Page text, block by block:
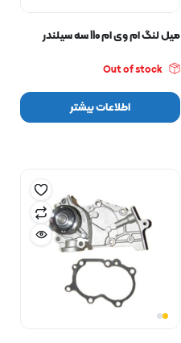
میل لنگ ام وی ام 110 سه سیلندر
Out of stock
اطلاعات بیشتر